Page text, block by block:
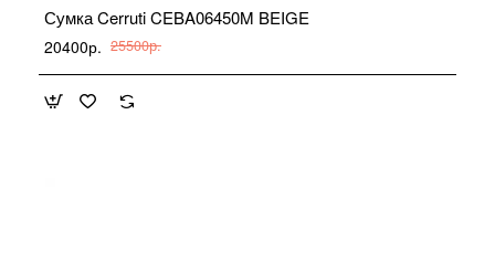
Сумка Cerruti CEBA06450M BEIGE
20400р. 25500р.